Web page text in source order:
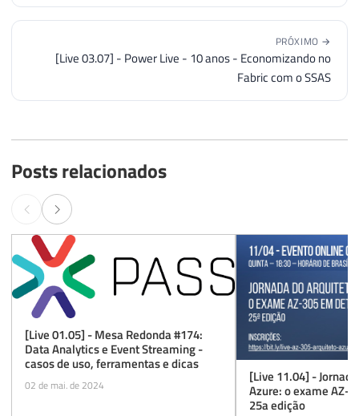
PRÓXIMO →
[Live 03.07] - Power Live - 10 anos - Economizando no
Fabric com o SSAS
Posts relacionados
[Live 01.05] - Mesa Redonda #174:
Data Analytics e Event Streaming -
casos de uso, ferramentas e dicas
02 de mai. de 2024 [Live 11.04] -
Azure: o exame AZ-
25a edição